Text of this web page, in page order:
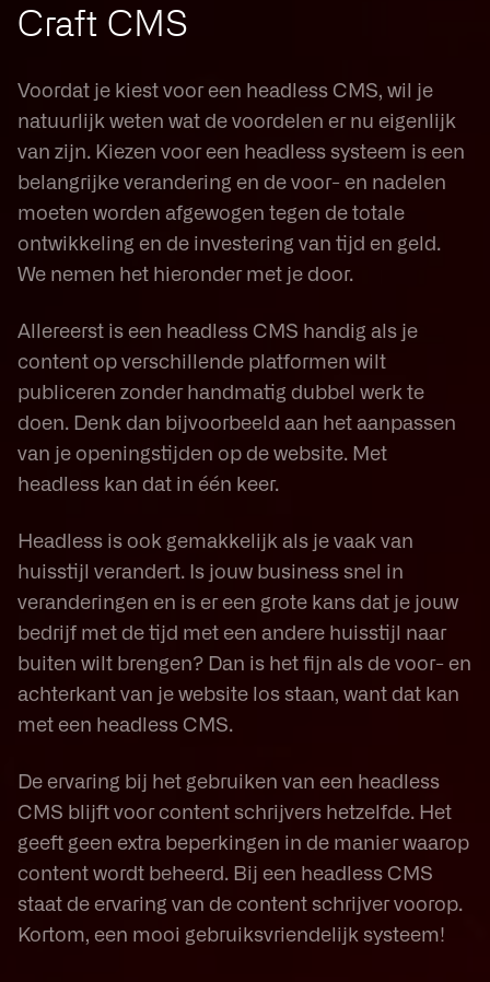
Craft CMS
Voordat je kiest voor een headless CMS, wil je
natuurlijk weten wat de voordelen er nu eigenlijk
van zijn. Kiezen voor een headless systeem is een
belangrijke verandering en de voor- en nadelen
moeten worden afgewogen tegen de totale
ontwikkeling en de investering van tijd en geld.
We nemen het hieronder met je door.
Allereerst is een headless CMS handig als je
content op verschillende platformen wilt
publiceren zonder handmatig dubbel werk te
doen. Denk dan bijvoorbeeld aan het aanpassen
van je openingstijden op de website. Met
headless kan dat in één keer.
Headless is ook gemakkelijk als je vaak van
huisstijl verandert. Is jouw business snel in
veranderingen en is er een grote kans dat je jouw
bedrijf met de tijd met een andere huisstijl naar
buiten wilt brengen? Dan is het fijn als de voor- en
achterkant van je website los staan, want dat kan
met een headless CMS.
De ervaring bij het gebruiken van een headless
CMS blijft voor content schrijvers hetzelfde. Het
geeft geen extra beperkingen in de manier waarop
content wordt beheerd. Bij een headless CMS
staat de ervaring van de content schrijver voorop.
Kortom, een mooi gebruiksvriendelijk systeem!